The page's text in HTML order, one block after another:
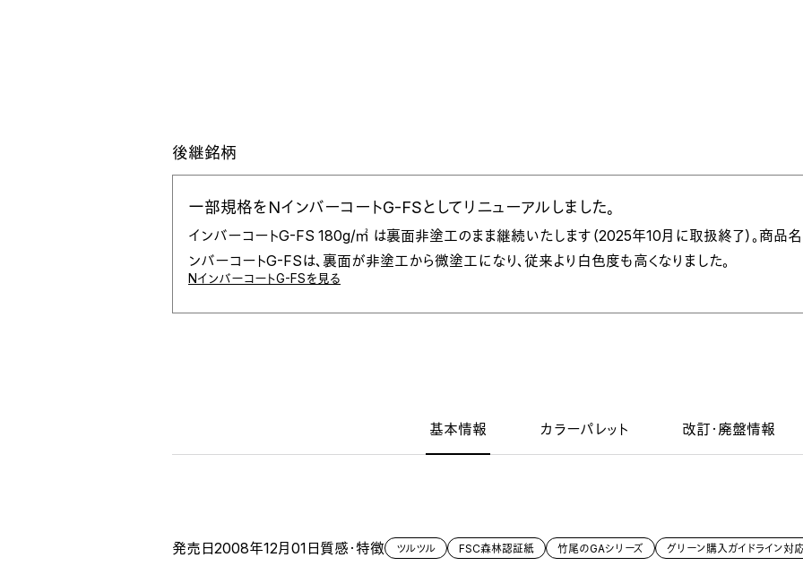
後継銘柄
一部規格をNインバーコートG-FSとしてリニューアルしました。
インバーコートG-FS 180g/㎡ は裏面非塗工のまま継続いたします（2025年10月に取扱終了）。商品
ンバーコートG-FSは、裏面が非塗工から微塗工になり、従来より白色度も高くなりました。
NインバーコートG-FSを見る
基本情報 カラーパレット 改訂・廃盤情報
発売日2008年12月01日質感・特徴 ツルツル FSC森林認証紙 竹尾のGAシリーズ グリーン購入ガイドライン対